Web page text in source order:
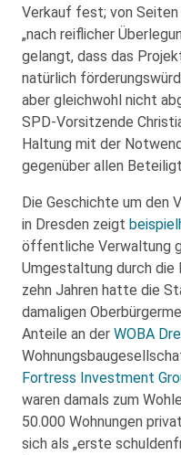
Verkauf fest; von Seiten
„nach reiflicher
gelangt, dass das
natürlich
aber gleichwohl nicht
SPD-Vorsitzende
Haltung mit der
gegenüber allen
Die Geschichte um den
in Dresden zeigt
öffentliche Verwaltung
Umgestaltung durch
zehn Jahren hatte die
damaligen
Anteile an der WOBA
Fortress Investment
waren damals zum
50.000 Wohnungen
sich als „erste